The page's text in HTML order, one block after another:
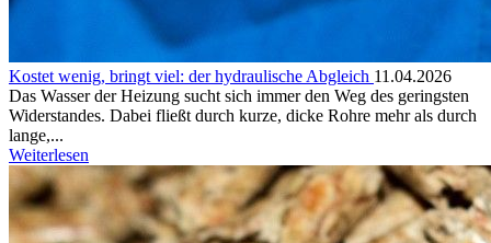
Kostet wenig, bringt viel: der hydraulische Abgleich 11.04.2026
Das Wasser der Heizung sucht sich immer den Weg des geringsten
Widerstandes. Dabei fließt durch kurze, dicke Rohre mehr als durch
lange,...
Weiterlesen